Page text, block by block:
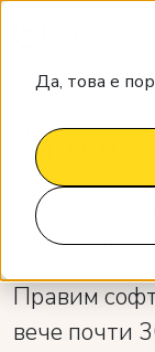
Да, това е
За нас
Clock е
компания.
Правим
вече почти